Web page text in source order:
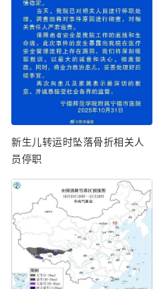
新生儿转运时坠落骨折相关人
员停职